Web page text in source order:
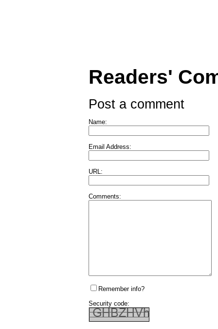
Readers'
Post a comment
Name:
Email Address:
URL:
Comments:
Remember info?
Security code: